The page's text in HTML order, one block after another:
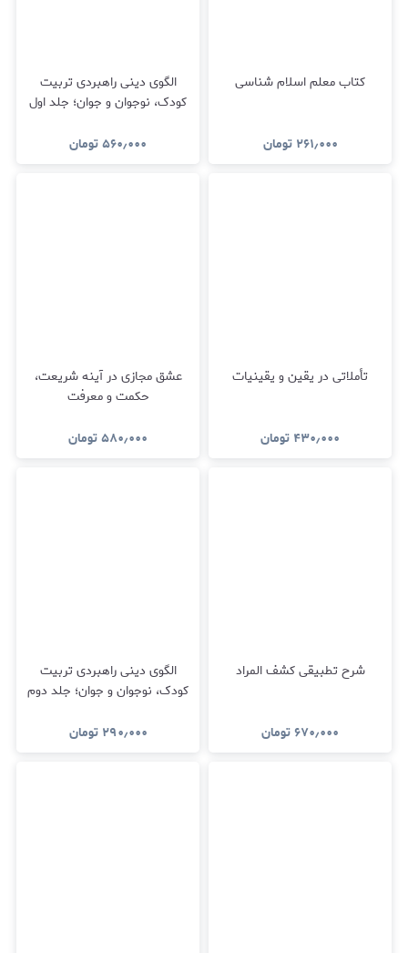
کتاب معلم اسلام شناسی
۲۶۱٫۰۰۰ تومان
الگوی دینی راهبردی تربیت
کودک، نوجوان و جوان؛ جلد اول
۵۶۰٫۰۰۰تومان
تأملاتی در یقین و یقینیات
۴۳۰٫۰۰۰ تومان
عشق مجازی در آینه شریعت،
حکمت و معرفت
۵۸۰٫۰۰۰تومان
شرح تطبیقی کشف المراد
۶۷۰٫۰۰۰تومان
الگوی دینی راهبردی تربیت
کودک، نوجوان و جوان؛ جلد دوم
۲۹۰٫۰۰۰ تومان